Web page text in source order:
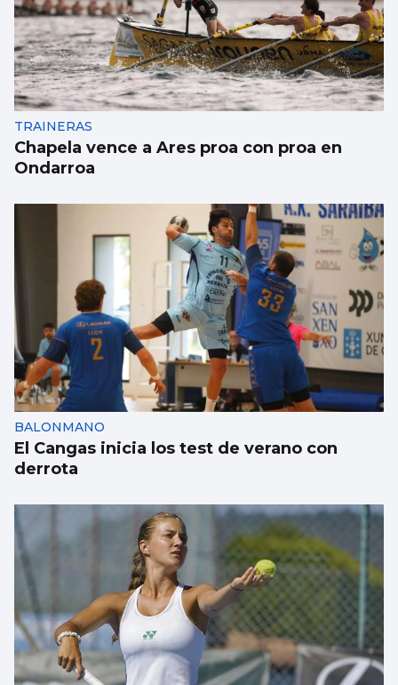
ESCAPARATE
Famosos veraneando en las Rías Baixas y
cantantes volcados con sus fans en Vigo
TRAINERAS
Chapela vence a Ares proa con proa en
Ondarroa
BALONMANO
El Cangas inicia los test de verano con
derrota